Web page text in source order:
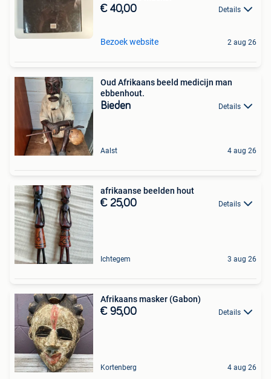
€ 40,00 Details
Bezoek website 2 aug 26
Oud Afrikaans beeld medicijn man
ebbenhout.
Bieden Details
Aalst 4 aug 26
afrikaanse beelden hout
€ 25,00 Details
Ichtegem 3 aug 26
Afrikaans masker (Gabon)
€ 95,00 Details
Kortenberg 4 aug 26